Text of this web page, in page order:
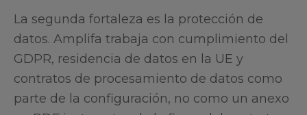
La segunda fortaleza es la protección de
datos. Amplifa trabaja con cumplimiento del
GDPR, residencia de datos en la UE y
contratos de procesamiento de datos como
parte de la configuración, no como un anexo